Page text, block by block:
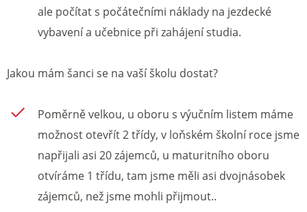
ale počítat s počátečními náklady na jezdecké
vybavení a učebnice při zahájení studia.
Jakou mám šanci se na vaší školu dostat?
Poměrně velkou, u oboru s výučním listem máme
možnost otevřít 2 třídy, v loňském školní roce jsme
napřijali asi 20 zájemců, u maturitního oboru
otvíráme 1 třídu, tam jsme měli asi dvojnásobek
zájemců, než jsme mohli přijmout..